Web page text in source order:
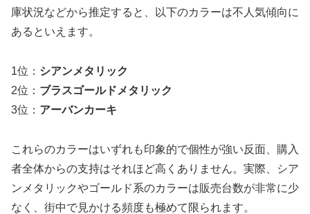
庫状況などから推定すると、以下のカラーは不人気傾向に
あるといえます。
1位： シアンメタリック
2位： ブラスゴールドメタリック
3位： アーバンカーキ
これらのカラーはいずれも印象的で個性が強い反面、購入
者全体からの支持はそれほど高くありません。実際、シア
ンメタリックやゴールド系のカラーは販売台数が非常に少
なく、街中で見かける頻度も極めて限られます。